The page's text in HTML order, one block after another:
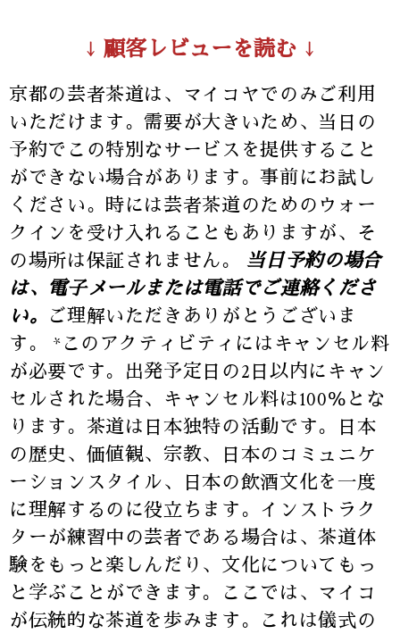
↓ 顧客レビューを読む ↓
京都の芸者茶道は、マイコヤでのみご利用
いただけます。需要が大きいため、当日​​の
予約でこの特別なサービスを提供すること
ができない場合があります。事前にお試し
ください。時には芸者茶道のためのウォー
クインを受け入れることもありますが、そ
の場所は保証されません。 当日予約の場合
は、電子メールまたは電話でご連絡くださ
い。 ご理解いただきありがとうございま
す。 *このアクティビティにはキャンセル料
が必要です。出発予定日の2日以内にキャン
セルされた場合、キャンセル料は100％とな
ります。茶道は日本独特の活動です。日本
の歴史、価値観、宗教、日本のコミュニケ
ーションスタイル、日本の飲酒文化を一度
に理解するのに役立ちます。インストラク
ターが練習中の芸者である場合は、茶道体
験をもっと楽しんだり、文化についてもっ
と学ぶことができます。ここでは、マイコ
が伝統的な茶道を歩みます。これは儀式の